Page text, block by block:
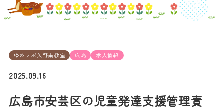
ゆめラボ矢野南教室 広島 求人情報
2025.09.16
広島市安芸区の児童発達支援管理責